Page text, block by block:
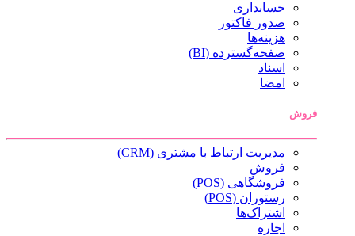
حسابداری
صدور فاکتور
هزینه‌ها
صفحه‌گسترده (BI)
اسناد
امضا
فروش
مدیریت ارتباط با مشتری (CRM)
فروش
فروشگاهی (POS)
رستوران (POS)
اشتراک‌ها
اجاره